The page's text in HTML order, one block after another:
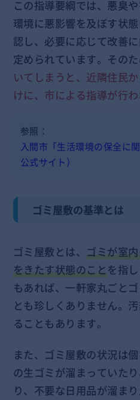
この指導要綱では、悪臭
環境に悪影響を及ぼす状
認し、必要に応じて改善
定められています。そのた
いてしまうと、近隣住民
けに、市による指導が行
参照：
入間市「生活環境の保全に
公式サイト）
ゴミ屋敷の基準とは
ゴミ屋敷とは、ゴミが室
をきたす状態のことを指
もあれば、一軒家丸ごと
とも珍しくありません。
ることもあります。
また、ゴミ屋敷の状況は
の生ゴミが溜まっていた
り、不要な日用品が溜ま